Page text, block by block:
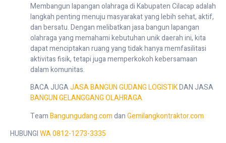
Membangun lapangan olahraga di Kabupaten Cilacap adalah
langkah penting menuju masyarakat yang lebih sehat, aktif,
dan bersatu. Dengan melibatkan jasa bangun lapangan
olahraga yang memahami kebutuhan unik daerah ini, kita
dapat menciptakan ruang yang tidak hanya memfasilitasi
aktivitas fisik, tetapi juga memperkokoh kebersamaan
dalam komunitas.
BACA JUGAJASA BANGUN GUDANG LOGISTIKDAN JASA
BANGUN GELANGGANG OLAHRAGA
TeamBangungudang.comdanGemilangkontraktor.com
HUBUNGIWA 0812-1273-3335